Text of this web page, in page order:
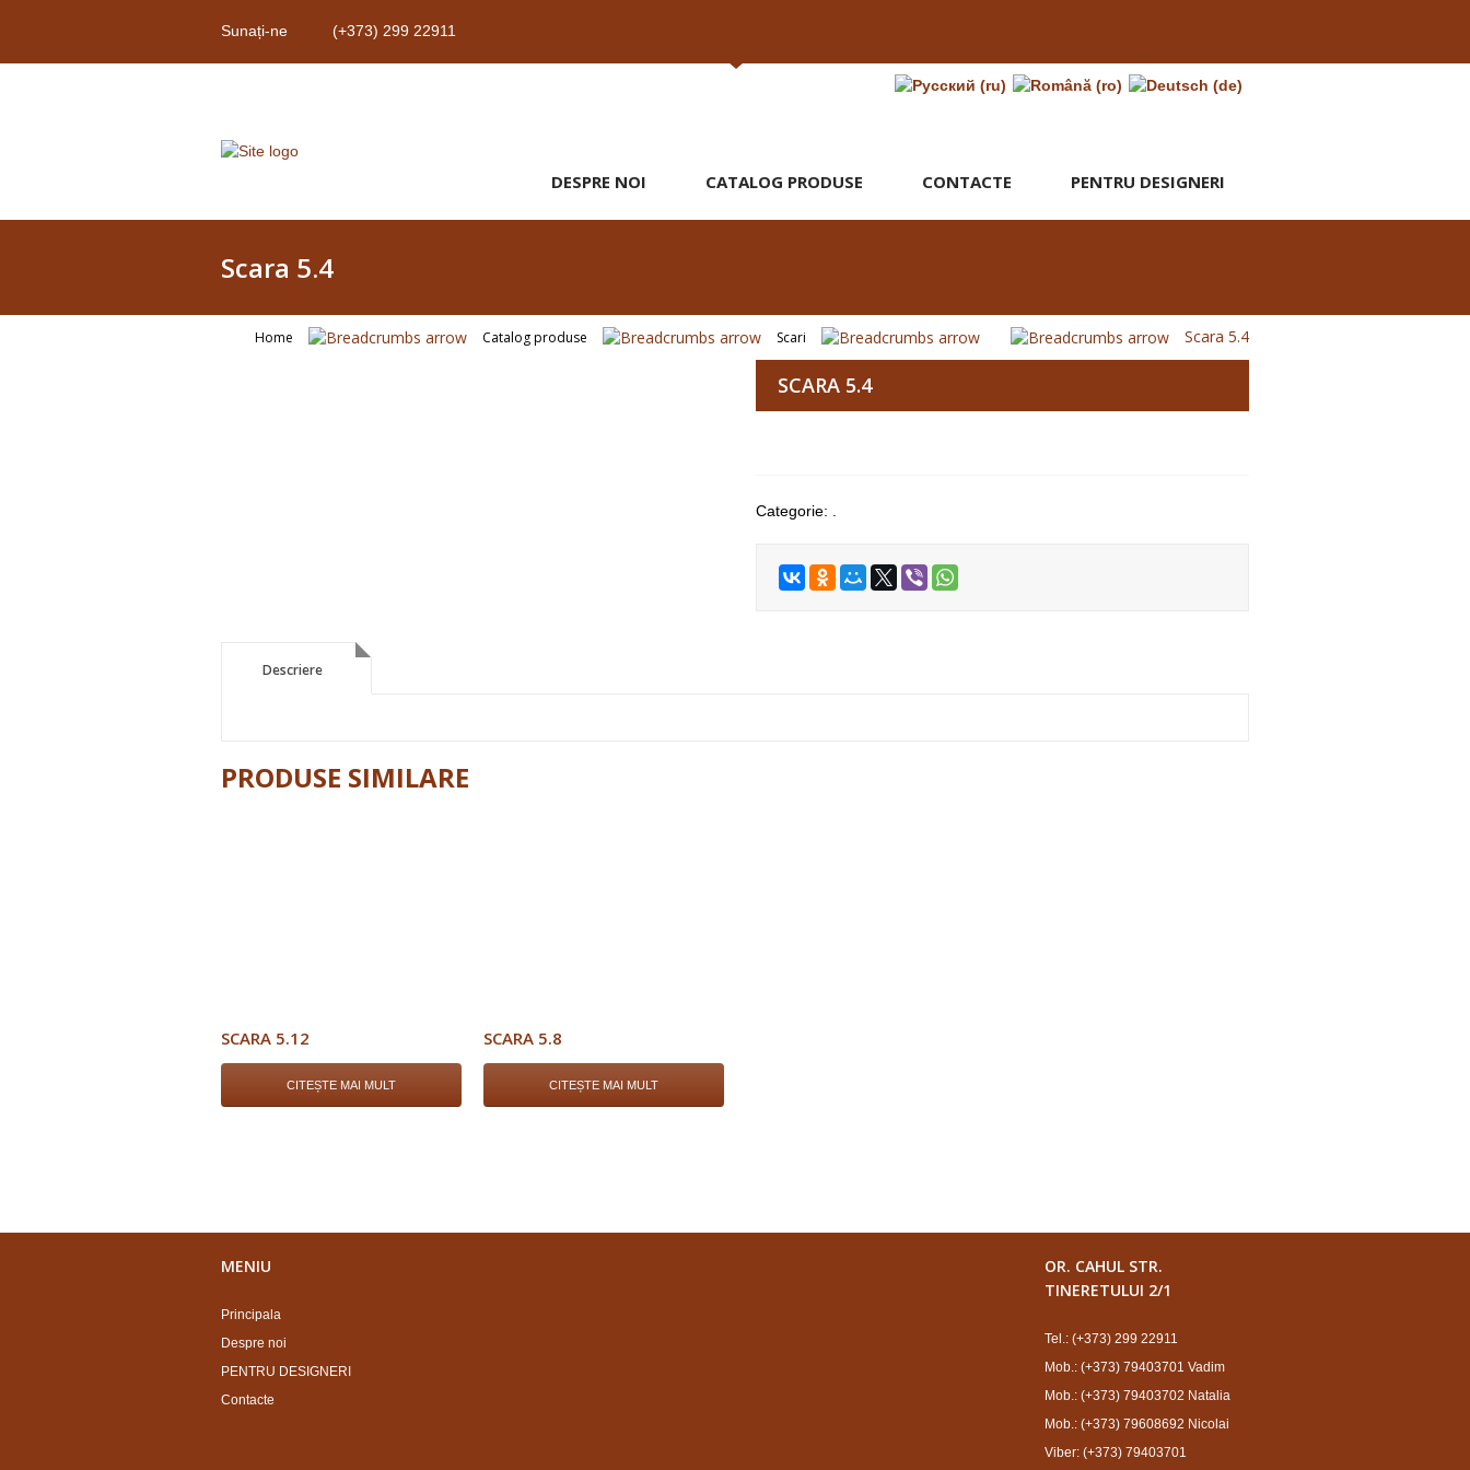
Sunați-ne (+373) 299 22911
DESPRE NOI CATALOG PRODUSE CONTACTE PENTRU DESIGNERI
Scara 5.4
Home Catalog produse Scari Scara 5.4
SCARA 5.4
Categorie: .
Descriere
Descriere
PRODUSE SIMILARE
SCARA 5.12
CITEȘTE MAI MULT
SCARA 5.8
CITEȘTE MAI MULT
MENIU
Principala
Despre noi
PENTRU DESIGNERI
Contacte
OR. CAHUL STR.
TINERETULUI 2/1
Tel.: (+373) 299 22911
Mob.: (+373) 79403701 Vadim
Mob.: (+373) 79403702 Natalia
Mob.: (+373) 79608692 Nicolai
Viber: (+373) 79403701